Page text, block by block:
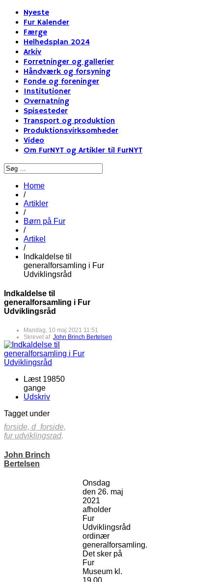
Nyeste
Fur Kalender
Færge
Helhedsplan 2024
Arkiv
Forretninger og gallerier
Håndværk og forsyning
Fonde og foreninger
Institutioner
Overnatning
Spisesteder
Transport og produktion
Produktionsvirksomheder
Video
Om FurNYT og Artikler til FurNYT
Home
/
Artikler
/
Børn på Fur
/
Artikel
/
Indkaldelse til
generalforsamling i Fur
Udviklingsråd
Indkaldelse til
generalforsamling i Fur
Udviklingsråd
Mandag, 10 maj 2021 11:51
Skrevet af John Brinch Bertelsen
Læst 19850
gange
Udskriv
Tagget under
forside, d_forside,
fur udviklingsrad,
John Brinch
Bertelsen
Onsdag
den 26. maj
2021
afholder
Fur
Udviklingsråd
ordinær
generalforsamling.
Det sker på
Fur
Museum kl.
19.00.